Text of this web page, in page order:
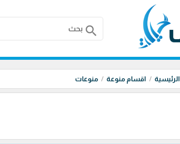
search
الرئيسية اقسام منوعة منوعات